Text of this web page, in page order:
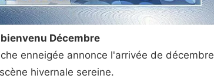
Décembre
enneigée annonce l'arrivée de décembre
hivernale sereine.